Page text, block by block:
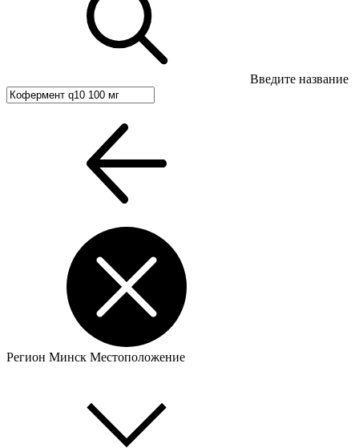
Введите название
Регион Минск Местоположение